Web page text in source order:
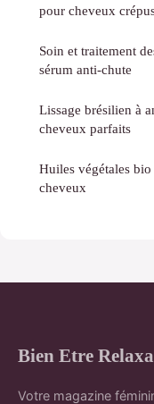
pour cheveux
Soin et traitement
sérum anti-chute
Lissage brésilien à
cheveux parfaits
Huiles végétales bio
cheveux
Bien Etre
Votre magazine